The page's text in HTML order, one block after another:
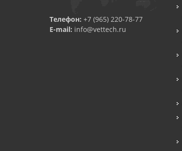
Телефон: +7 (965) 220-78-77
E-mail: info@vettech.ru